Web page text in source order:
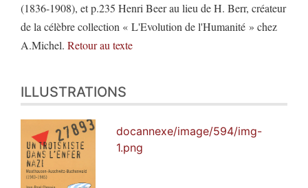
(1836-1908), et p.235 Henri Beer au lieu de H. Berr, créateur
de la célèbre collection « L'Evolution de l'Humanité » chez
A.Michel. Retour au texte
ILLUSTRATIONS
docannexe/image/594/img-
1.png